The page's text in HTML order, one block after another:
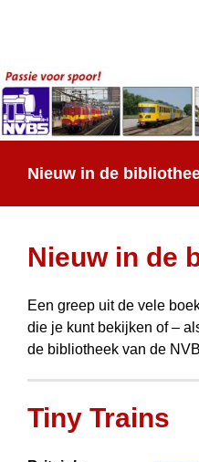
Nieuw in de
Nieuw in de
Een greep uit de vele
die je kunt bekijken of –
de bibliotheek van de
Tiny Trains